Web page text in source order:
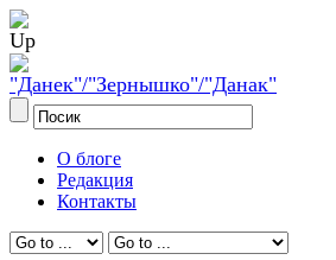
О блоге
Редакция
Контакты